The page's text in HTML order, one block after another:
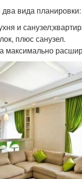
вида планировки:
и
плюс санузел.
максимально